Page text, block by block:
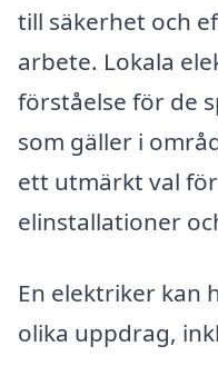
till säkerhet och
arbete. Lokala
förståelse för de
som gäller i
ett utmärkt val
elinstallationer
En elektriker kan
olika uppdrag,